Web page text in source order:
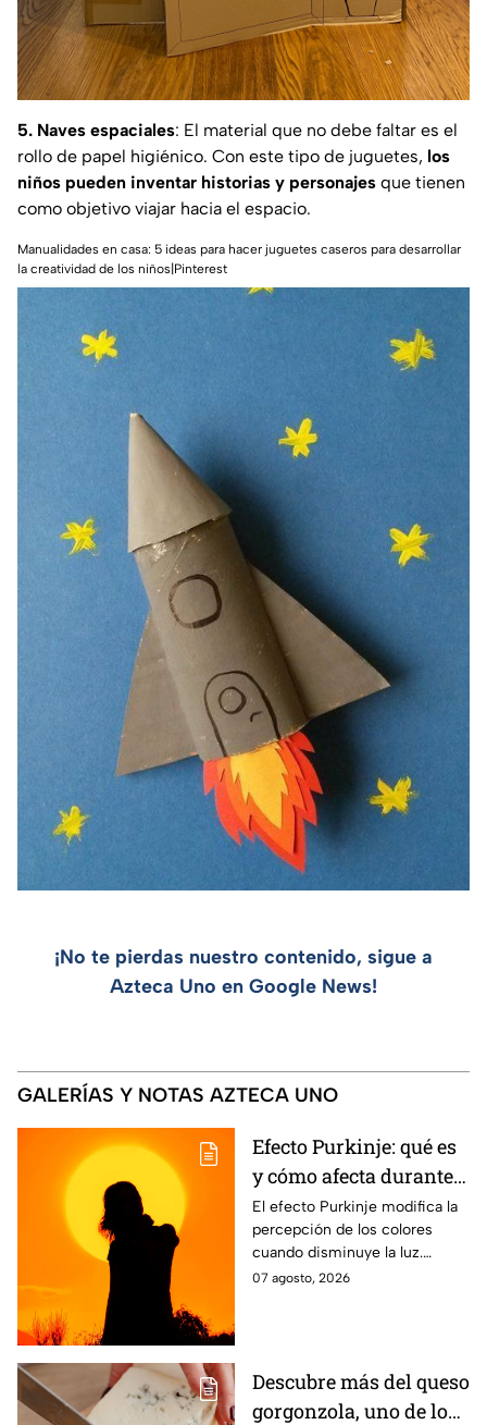
5. Naves espaciales: El material que no debe faltar es el
rollo de papel higiénico. Con este tipo de juguetes, los
niños pueden inventar historias y personajes que tienen
como objetivo viajar hacia el espacio.
Manualidades en casa: 5 ideas para hacer juguetes caseros para desarrollar
la creatividad de los niños|Pinterest
¡No te pierdas nuestro contenido, sigue a
Azteca Uno en Google News!
GALERÍAS Y NOTAS AZTECA UNO
Efecto Purkinje: qué es
y cómo afecta durante
un eclipse
El efecto Purkinje modifica la
percepción de los colores
cuando disminuye la luz.
Conoce por qué el verde y el
07 agosto, 2026
Descubre más del queso
gorgonzola, uno de los